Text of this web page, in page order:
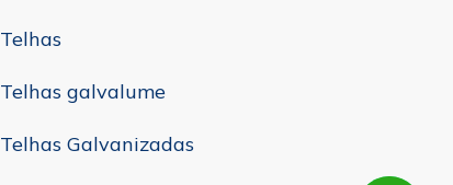
Telhas
Telhas galvalume
Telhas Galvanizadas